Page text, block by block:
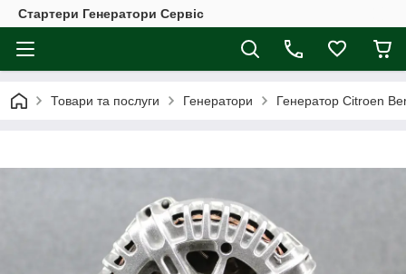
Стартери Генератори Сервіс
Товари та послуги Генератори Генератор Citroen